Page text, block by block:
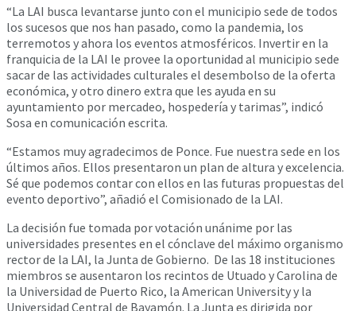
“La LAI busca levantarse junto con el municipio sede de todos
los sucesos que nos han pasado, como la pandemia, los
terremotos y ahora los eventos atmosféricos. Invertir en la
franquicia de la LAI le provee la oportunidad al municipio sede
sacar de las actividades culturales el desembolso de la oferta
económica, y otro dinero extra que les ayuda en su
ayuntamiento por mercadeo, hospedería y tarimas”, indicó
Sosa en comunicación escrita.
“Estamos muy agradecimos de Ponce. Fue nuestra sede en los
últimos años. Ellos presentaron un plan de altura y excelencia.
Sé que podemos contar con ellos en las futuras propuestas del
evento deportivo”, añadió el Comisionado de la LAI.
La decisión fue tomada por votación unánime por las
universidades presentes en el cónclave del máximo organismo
rector de la LAI, la Junta de Gobierno. De las 18 instituciones
miembros se ausentaron los recintos de Utuado y Carolina de
la Universidad de Puerto Rico, la American University y la
Universidad Central de Bayamón. La Junta es dirigida por